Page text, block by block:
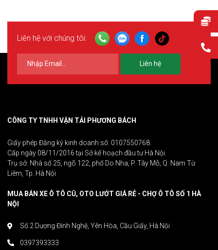
Liên hệ với chúng tôi:
Liên hệ
CÔNG TY TNHH VẬN TẢI PHƯƠNG BÁCH
Giấy phép Đăng ký kinh doanh số: 0107550768.
Cấp ngày 08/11/2016 tại Sở kế hoạch đầu tư Hà Nội.
Trụ sở: Nhà số 25, ngõ 122, phố Do Nha, P. Tây Mỗ, Q. Nam Từ
Liêm, Tp. Hà Nội
MUA BÁN XE Ô TÔ CŨ, OTO LƯỚT GIÁ RẺ - CHỢ Ô TÔ SỐ 1 HÀ
NỘI
Số 2 Dương Đình Nghệ, Yên Hòa, Cầu Giấy, Hà Nội
0397393333